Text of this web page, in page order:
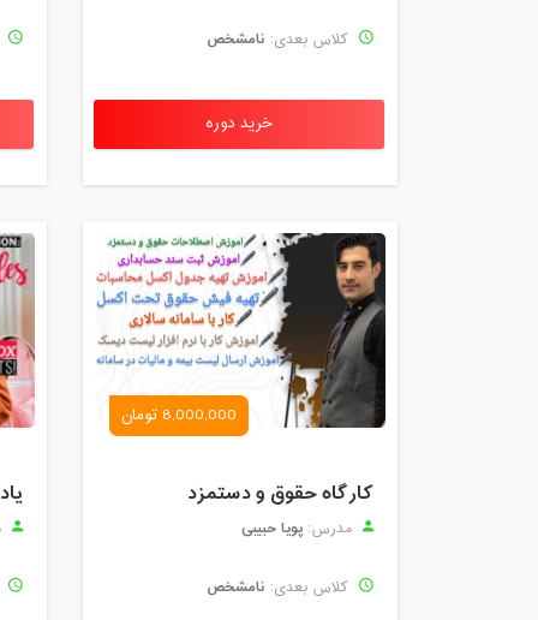
کلاس بعدی: نامشخص
خرید دوره
8,000,000 تومان
کارگاه حقوق و دستمزد
مدرس: پویا حبیبی
کلاس بعدی: نامشخص